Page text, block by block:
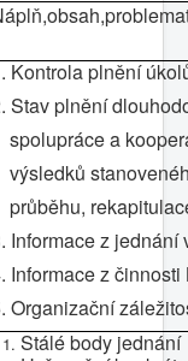
Kontrola plnění
Stav plnění
spolupráce a
výsledků
průběhu,
Informace z
Informace z
Organizační
Stálé body jednání